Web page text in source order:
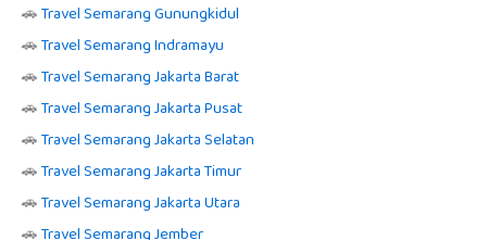
🚗Travel Semarang Gunungkidul
🚗Travel Semarang Indramayu
🚗Travel Semarang Jakarta Barat
🚗Travel Semarang Jakarta Pusat
🚗Travel Semarang Jakarta Selatan
🚗Travel Semarang Jakarta Timur
🚗Travel Semarang Jakarta Utara
🚗Travel Semarang Jember